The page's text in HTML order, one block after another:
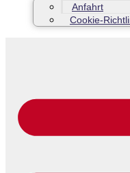
Anfahrt
Cookie-